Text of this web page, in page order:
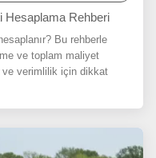
Hesaplama Rehberi
Bu rehberle
ve toplam maliyet
ve verimlilik için dikkat